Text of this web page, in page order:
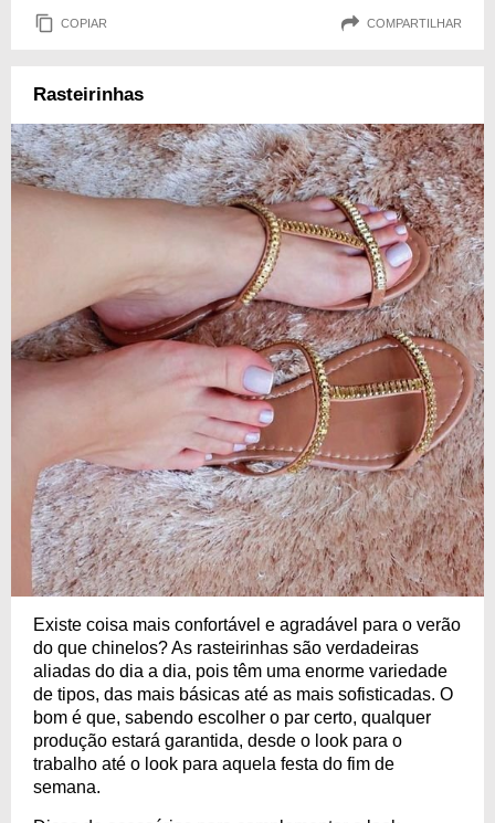
COPIAR COMPARTILHAR
Rasteirinhas
Existe coisa mais confortável e agradável para o verão
do que chinelos? As rasteirinhas são verdadeiras
aliadas do dia a dia, pois têm uma enorme variedade
de tipos, das mais básicas até as mais sofisticadas. O
bom é que, sabendo escolher o par certo, qualquer
produção estará garantida, desde o look para o
trabalho até o look para aquela festa do fim de
semana.